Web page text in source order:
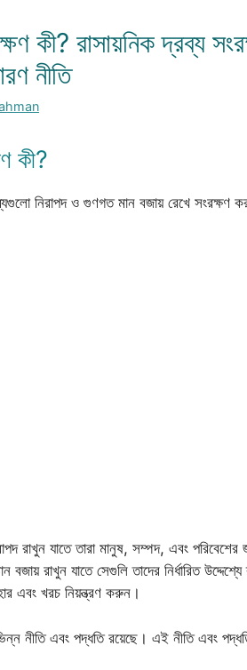
কী? রাসায়নিক দ্রব্য
নীতি
কী?
নিরাপদ ও গুণগত মান বজায় রেখে সংরক্ষণ
রাখুন যাতে তারা মানুষ, সম্পদ, এবং
বজায় রাখুন যাতে সেগুলি তাদের নির্ধারিত
এবং খরচ নিয়ন্ত্রণ করুন।
নীতি এবং পদ্ধতি রয়েছে। এই নীতি এবং